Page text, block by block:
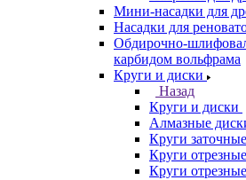
Мини-насадки для
Насадки для
Обдирочно-
карбидом вольфрама
Круги и диски
Назад
Круги и диски
Алмазные
Круги заточные
Круги
Круги